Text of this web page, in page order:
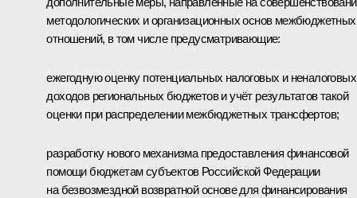
методологических и организационных основ межбюджетных
отношений, в том числе предусматривающие:
ежегодную оценку потенциальных налоговых и неналоговых
доходов региональных бюджетов и учёт результатов такой
оценки при распределении межбюджетных трансфертов;
разработку нового механизма предоставления финансовой
помощи бюджетам субъектов Российской Федерации
на безвозмездной возвратной основе для финансирования